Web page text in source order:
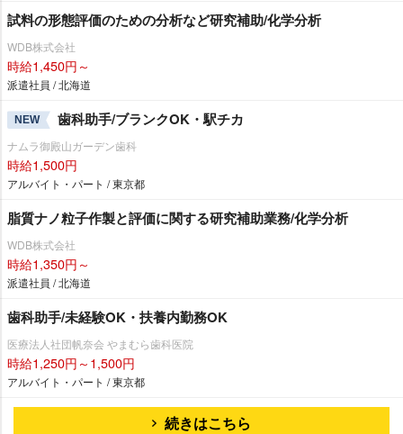
試料の形態評価のための分析など研究補助/化学分析
WDB株式会社
時給1,450円～
派遣社員 / 北海道
NEW 歯科助手/ブランクOK・駅チカ
ナムラ御殿山ガーデン歯科
時給1,500円
アルバイト・パート / 東京都
脂質ナノ粒子作製と評価に関する研究補助業務/化学分析
WDB株式会社
時給1,350円～
派遣社員 / 北海道
歯科助手/未経験OK・扶養内勤務OK
医療法人社団帆奈会 やまむら歯科医院
時給1,250円～1,500円
アルバイト・パート / 東京都
続きはこちら